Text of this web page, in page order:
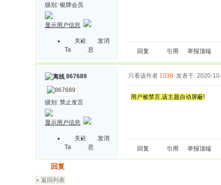
级别: 银牌会员
显示用户信息
关注
Ta
发消
息
回复 引用 举报顶端
867689
级别: 禁止发言
显示用户信息
关注
Ta
发消
息
只看该作者 1038 发表于: 2020-
用户被禁言,该主题自动屏蔽!
回复 引用 举报顶端
回复
« 返回列表